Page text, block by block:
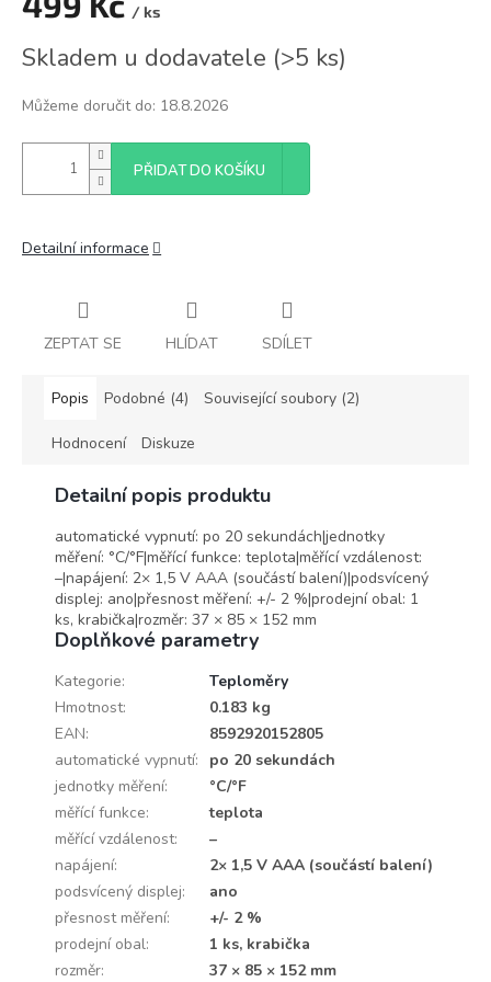
/ ks
cena:
Skladem u dodavatele (>5 ks)
Můžeme doručit do: 18.8.2026
PŘIDAT DO KOŠÍKU
Detailní informace
ZEPTAT SE HLÍDAT SDÍLET
Popis Podobné (4) Související soubory (2)
Hodnocení Diskuze
Detailní popis produktu
automatické vypnutí: po 20 sekundách|jednotky
měření: °C/°F|měřící funkce: teplota|měřící vzdálenost:
–|napájení: 2× 1,5 V AAA (součástí balení)|podsvícený
displej: ano|přesnost měření: +/- 2 %|prodejní obal: 1
ks, krabička|rozměr: 37 × 85 × 152 mm
Doplňkové parametry
Kategorie:
Teploměry
Hmotnost:
0.183 kg
EAN:
8592920152805
automatické vypnutí:
po 20 sekundách
jednotky měření:
°C/°F
měřící funkce:
teplota
měřící vzdálenost:
–
napájení:
2× 1,5 V AAA (součástí balení)
podsvícený displej:
ano
přesnost měření:
+/- 2 %
prodejní obal:
1 ks, krabička
rozměr: 37 × 85 × 152 mm